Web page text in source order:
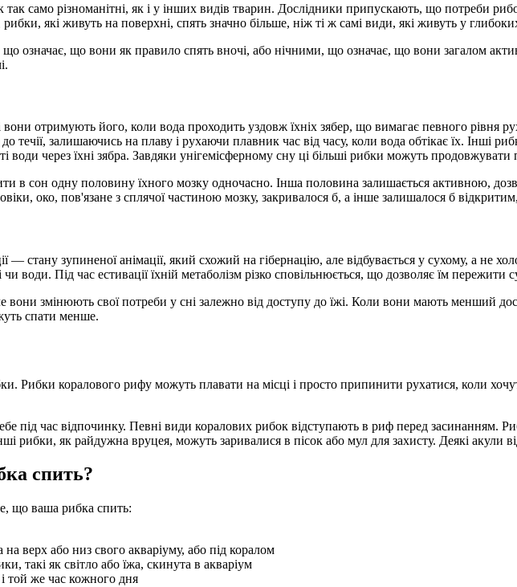
само різноманітні, як і у інших видів тварин. Дослідники припускають, що потреби
які живуть на поверхні, спять значно більше, ніж ті ж самі види, які живуть у
означає, що вони як правило спять вночі, або нічними, що означає, що вони загалом
отримують його, коли вода проходить уздовж їхніх зябер, що вимагає певного рівня
течії, залишаючись на плаву і рухаючи плавник час від часу, коли вода обтікає їх. Інші
води через їхні зябра. Завдяки унігемісферному сну ці більші рибки можуть
в сон одну половину їхного мозку одночасно. Інша половина залишається активною,
око, пов'язане з сплячої частиною мозку, закривалося б, а інше залишалося б відкритим,
— стану зупиненої анімації, який схожий на гібернацію, але відбувається у сухому, а не
чи води. Під час естивації їхній метаболізм різко сповільнюється, що дозволяє їм пережити
вони змінюють свої потреби у сні залежно від доступу до їжі. Коли вони мають менший
спати менше.
Рибки коралового рифу можуть плавати на місці і просто припинити рухатися, коли
під час відпочинку. Певні види коралових рибок відступають в риф перед засинанням.
рибки, як райдужна вруцея, можуть заривалися в пісок або мул для захисту. Деякі акули
спить?
що ваша рибка спить:
верх або низ свого акваріуму, або під коралом
такі як світло або їжа, скинута в акваріум
той же час кожного дня